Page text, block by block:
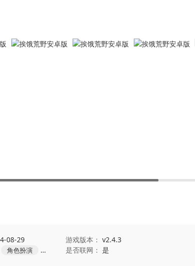
08-29 游戏版本： v2.4.3
角色扮演 生存
是否联网： 是